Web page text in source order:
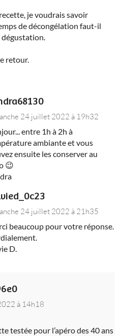
je voudrais savoir
de décongélation faut-il
retour.
24 juillet 2022 à 19h32
entre 1h à 2h à
ambiante et vous
ensuite les conserver au
😉
24 juillet 2022 à 21h35
beaucoup pour votre réponse.
D.
à 14h18
testée pour l’apéro des 40 ans